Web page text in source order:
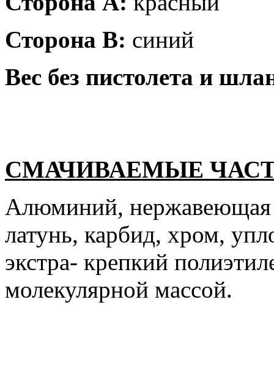
Сторона В: синий
Вес без пистолета и
СМАЧИВАЕМЫЕ
Алюминий, нержавеющая
латунь, карбид, хром,
экстра- крепкий
молекулярной массой.